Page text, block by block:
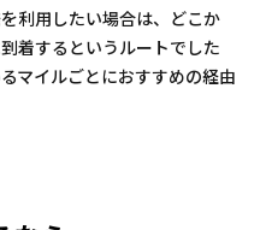
利用したい場合は、どこか
着するというルートでした
マイルごとにおすすめの経由